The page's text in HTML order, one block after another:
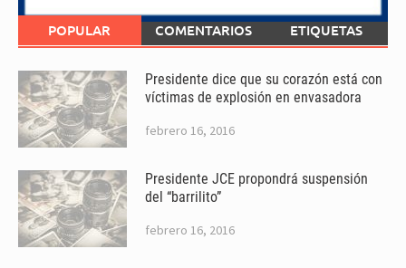
POPULAR COMENTARIOS ETIQUETAS
Presidente dice que su corazón está con
víctimas de explosión en envasadora
febrero 16, 2016
Presidente JCE propondrá suspensión
del “barrilito”
febrero 16, 2016